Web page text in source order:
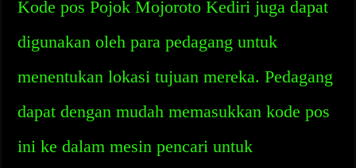
Kode pos Pojok Mojoroto Kediri juga dapat
digunakan oleh para pedagang untuk
menentukan lokasi tujuan mereka. Pedagang
dapat dengan mudah memasukkan kode pos
ini ke dalam mesin pencari untuk